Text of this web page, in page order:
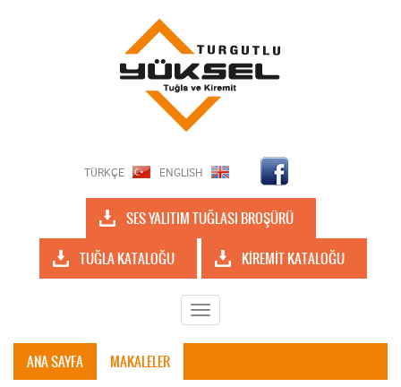
TÜRKÇE ENGLISH
SES YALITIM TUĞLASI BROŞÜRÜ
TUĞLA KATALOĞU
KİREMİT KATALOĞU
Toggle
navigation
ANA SAYFA MAKALELER